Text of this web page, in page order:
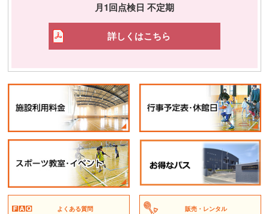
月1回点検日 不定期
詳しくはこちら
よくある質問 販売・レンタル